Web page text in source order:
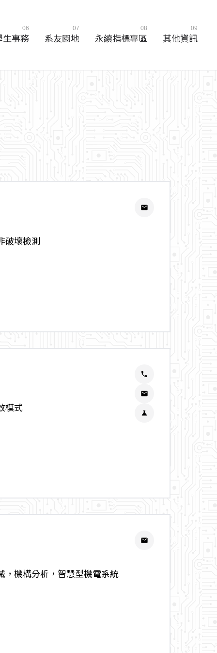
06
生事務
07
系友園地
08
永續指標專區
09
其他資訊
破壞檢測
email
模式
phone
email
science
，機構分析，智慧型機電系統
email